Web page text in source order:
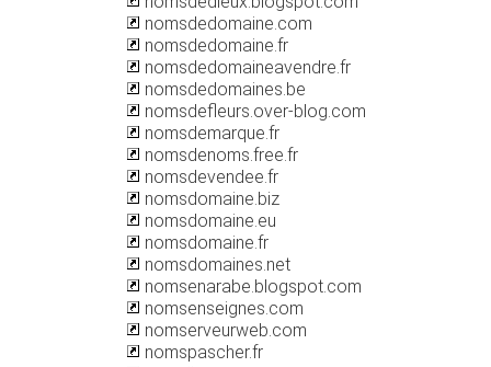
nomsdedomaine.com
nomsdedomaine.fr
nomsdedomaineavendre.fr
nomsdedomaines.be
nomsdefleurs.over-blog.com
nomsdemarque.fr
nomsdenoms.free.fr
nomsdevendee.fr
nomsdomaine.biz
nomsdomaine.eu
nomsdomaine.fr
nomsdomaines.net
nomsenarabe.blogspot.com
nomsenseignes.com
nomserveurweb.com
nomspascher.fr